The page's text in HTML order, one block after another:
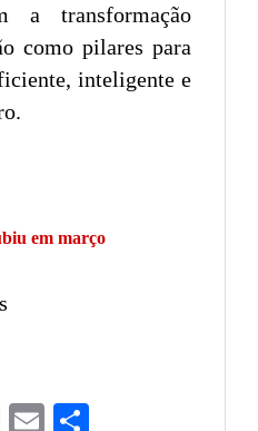
a transformação
como pilares para
inteligente e
em março
LinkedIn
Email